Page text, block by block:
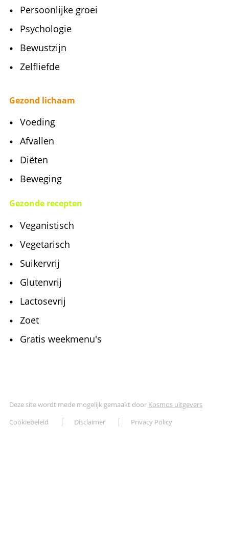
Persoonlijke groei
Psychologie
Bewustzijn
Zelfliefde
Gezond lichaam
Voeding
Afvallen
Diëten
Beweging
Gezonde recepten
Veganistisch
Vegetarisch
Suikervrij
Glutenvrij
Lactosevrij
Zoet
Gratis weekmenu's
Deze site wordt mede mogelijk gemaakt door Kosmos uitgevers
Cookiebeleid Disclaimer Privacy Policy